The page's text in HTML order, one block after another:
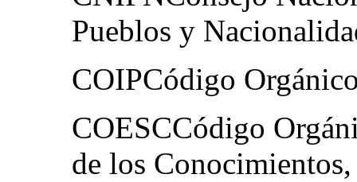
Pueblos y
COIPCódigo
COESCCódigo
de los